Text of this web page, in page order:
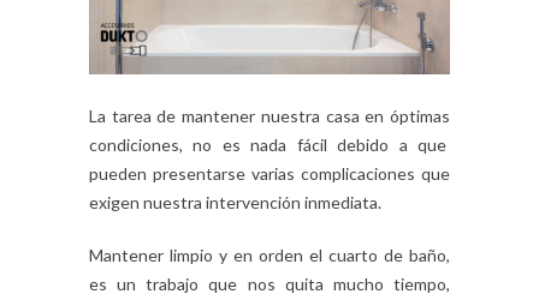
La tarea de mantener nuestra casa en óptimas
condiciones, no es nada fácil debido a que
pueden presentarse varias complicaciones que
exigen nuestra intervención inmediata.
Mantener limpio y en orden el cuarto de baño,
es un trabajo que nos quita mucho tiempo,